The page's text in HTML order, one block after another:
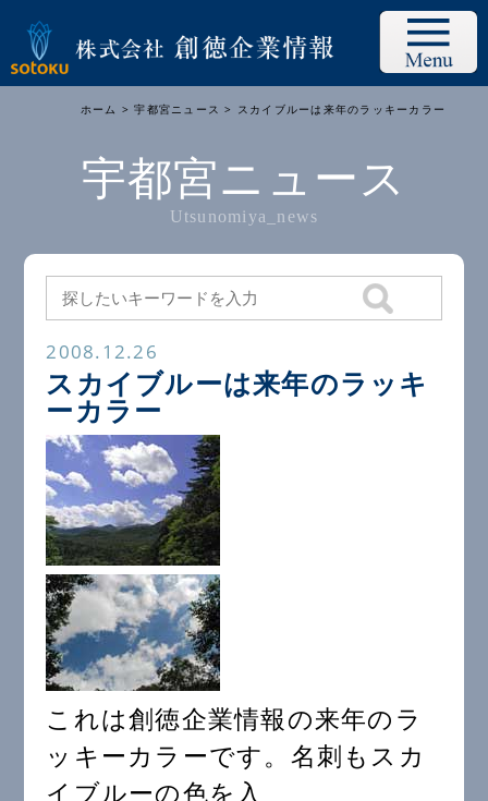
ホーム >宇都宮ニュース > スカイブルーは来年のラッキーカラー
宇都宮ニュース
Utsunomiya_news
2008.12.26
スカイブルーは来年のラッキ
ーカラー
これは創徳企業情報の来年のラ
ッキーカラーです。名刺もスカ
イブルーの色を入